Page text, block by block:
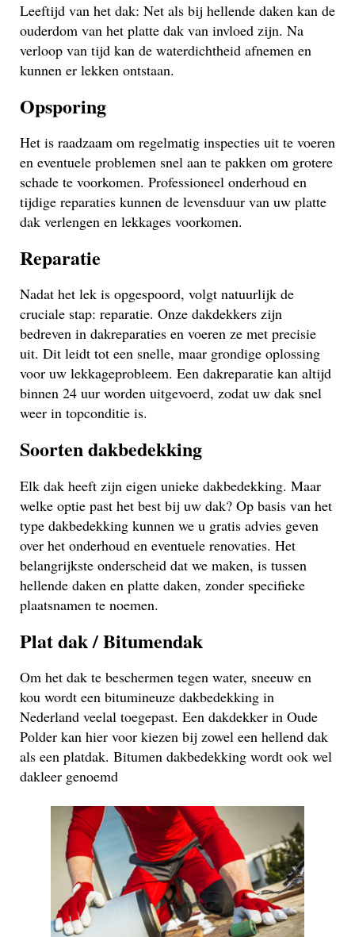
Leeftijd van het dak: Net als bij hellende daken kan de
ouderdom van het platte dak van invloed zijn. Na
verloop van tijd kan de waterdichtheid afnemen en
kunnen er lekken ontstaan.
Opsporing
Het is raadzaam om regelmatig inspecties uit te voeren
en eventuele problemen snel aan te pakken om grotere
schade te voorkomen. Professioneel onderhoud en
tijdige reparaties kunnen de levensduur van uw platte
dak verlengen en lekkages voorkomen.
Reparatie
Nadat het lek is opgespoord, volgt natuurlijk de
cruciale stap: reparatie. Onze dakdekkers zijn
bedreven in dakreparaties en voeren ze met precisie
uit. Dit leidt tot een snelle, maar grondige oplossing
voor uw lekkageprobleem. Een dakreparatie kan altijd
binnen 24 uur worden uitgevoerd, zodat uw dak snel
weer in topconditie is.
Soorten dakbedekking
Elk dak heeft zijn eigen unieke dakbedekking. Maar
welke optie past het best bij uw dak? Op basis van het
type dakbedekking kunnen we u gratis advies geven
over het onderhoud en eventuele renovaties. Het
belangrijkste onderscheid dat we maken, is tussen
hellende daken en platte daken, zonder specifieke
plaatsnamen te noemen.
Plat dak / Bitumendak
Om het dak te beschermen tegen water, sneeuw en
kou wordt een bitumineuze dakbedekking in
Nederland veelal toegepast. Een dakdekker in Oude
Polder kan hier voor kiezen bij zowel een hellend dak
als een platdak. Bitumen dakbedekking wordt ook wel
dakleer genoemd